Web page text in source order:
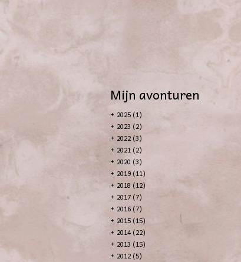
Mijn avonturen
+ 2025 (1)
+ 2023 (2)
+ 2022 (3)
+ 2021 (2)
+ 2020 (3)
+ 2019 (11)
+ 2018 (12)
+ 2017 (7)
+ 2016 (7)
+ 2015 (15)
+ 2014 (22)
+ 2013 (15)
+ 2012 (5)